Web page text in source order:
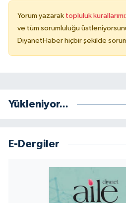
Yorum yazarak topluluk
ve tüm sorumluluğu
DiyanetHaber hiçbir şekilde
Yükleniyor...
E-Dergiler
Ordu Müftülüğü
Osmaniye Müftülüğü
Sakarya Müftülüğü
Sinop Müftülüğü